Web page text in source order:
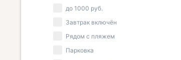
до 1000 руб.
Завтрак включён
Рядом с пляжем
Парковка